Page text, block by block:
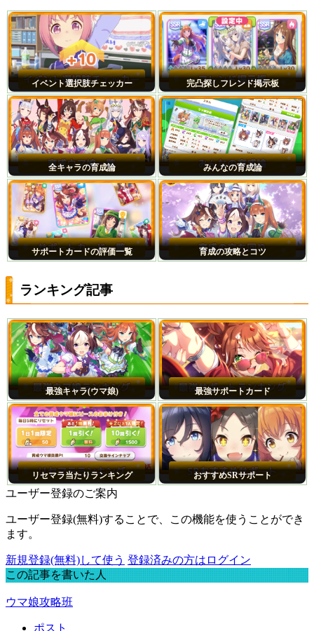
イベント選択肢チェッカー 完凸探しフレンド掲示板
全キャラの育成論 みんなの育成論
サポートカードの評価一覧 育成の攻略とコツ
ランキング記事
最強キャラ(ウマ娘) 最強サポートカード
リセマラ当たりランキング おすすめSRサポート
ユーザー登録のご案内
ユーザー登録(無料)することで、この機能を使うことができ
ます。
新規登録(無料)して使う 登録済みの方はログイン
この記事を書いた人
ウマ娘攻略班
ポスト